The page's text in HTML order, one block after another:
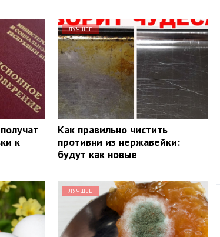
к
ЛУЧШЕЕ
Как правильно чистить
противни из нержавейки:
будут как новые
ЛУЧШЕЕ